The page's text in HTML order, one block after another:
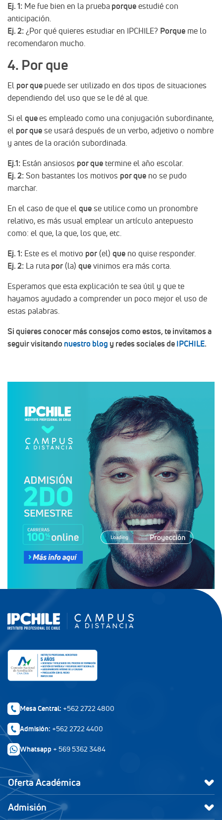
Ej. 1: Me fue bien en la prueba porque estudié con
anticipación.
Ej. 2: ¿Por qué quieres estudiar en IPCHILE? Porque me lo
recomendaron mucho.
4. Por que
El por que puede ser utilizado en dos tipos de situaciones
dependiendo del uso que se le dé al que.
Si el quees empleado como una conjugación subordinante,
el por que se usará después de un verbo, adjetivo o nombre
y antes de la oración subordinada.
Ej.1: Están ansiosos por que termine el año escolar.
Ej. 2: Son bastantes los motivos por que no se pudo
marchar.
En el caso de que el que se utilice como un pronombre
relativo, es más usual emplear un artículo antepuesto
como: el que, la que, los que, etc.
Ej. 1: Este es el motivo por (el) que no quise responder.
Ej. 2: La ruta por (la) que vinimos era más corta.
Esperamos que esta explicación te sea útil y que te
hayamos ayudado a comprender un poco mejor el uso de
estas palabras.
Si quieres conocer más consejos como estos, te invitamos a
seguir visitando nuestro blog y redes sociales de IPCHILE.
Mesa Central: +562 2722 4800
Admisión: +562 2722 4400
Whatsapp + 569 5362 3484
Oferta Académica
Admisión